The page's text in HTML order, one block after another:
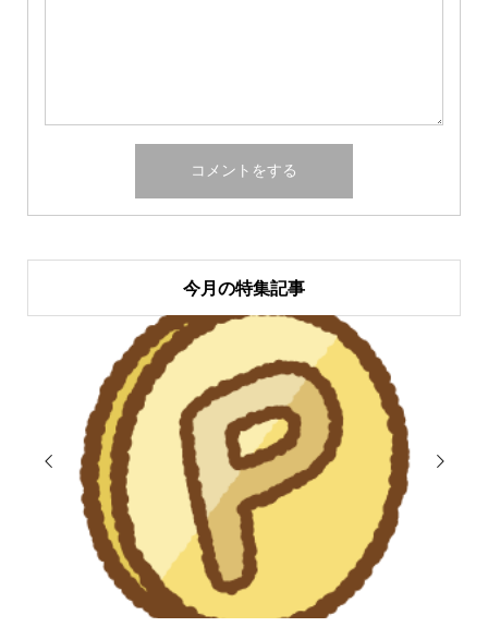
今月の特集記事
 